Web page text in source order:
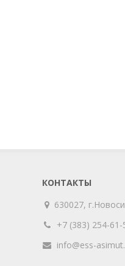
КОНТАКТЫ
630027,
+7 (383) 254-61-
info@ess-